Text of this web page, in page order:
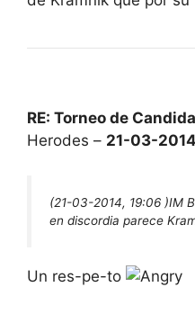
RE: Torneo de
Herodes – 21-03-2014
(21-03-2014, 19:06 )IM
en discordia parece
Un res-pe-to